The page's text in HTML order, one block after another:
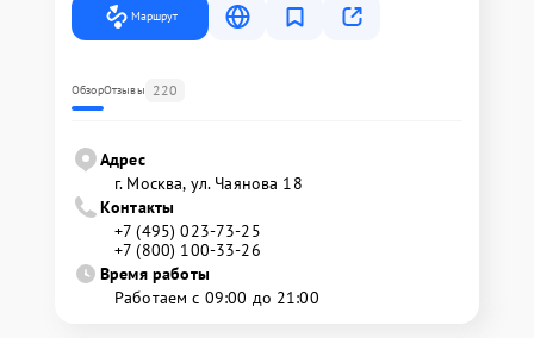
Маршрут
ОбзорОтзывы 220
Адрес
г. Москва, ул. Чаянова 18
Контакты
+7 (495) 023-73-25
+7 (800) 100-33-26
Время работы
Работаем с 09:00 до 21:00